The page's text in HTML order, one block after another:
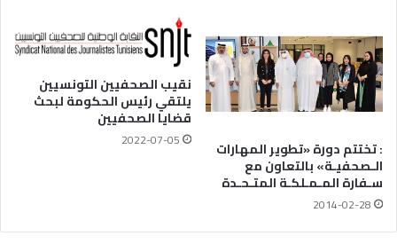
: تختتم دورة «تطوير المهارات
الـصحفيـة» بالتعاون مع
سـفارة المـمـلكـة المتـحـدة
2014-02-28
نقيب الصحفيين التونسيين
يلتقي رئيس الحكومة لبحث
قضايا الصحفيين
2022-07-05